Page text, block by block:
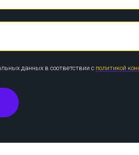
данных в соответствии с политикой